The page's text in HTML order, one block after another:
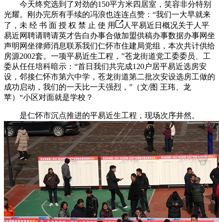
今天终究选到了对劲的150平方米四居室，笑容非分特别
光耀。刚办完所有手续的冯浪也连连点赞：“我们一大早就来
了，未 经 书 面 授 权 禁 止 使 用
人平易近日概况关于人平
易近网聘请聘请英才告白办事合做加盟供稿办事数据办事网坐
声明网坐律师消息联系我们仁怀市住建局党组，本次共计供给
房源2002套。一项平易近生工程，”苍龙街道党工委委员、工
委从任任培科暗示：“首日我们共完成120户居平易近选房安
设，邻接仁怀市第六中学，苍龙街道第二批次安设选房工做的
成功启动，我们的一天比一天强烈，”（文/图 王玮、龙
苹）“小区对面就是学校？
是仁怀市沉点推进的平易近生工程，现场次序井然。